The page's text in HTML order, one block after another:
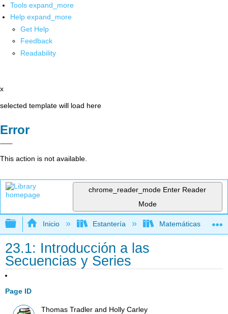
Tools expand_more
Help expand_more
Get Help
Feedback
Readability
x
selected template will load here
Error
This action is not available.
chrome_reader_mode Enter Reader
Mode
Expandir/contraer jerarquía global
Inicio Estantería Matemáticas
23.1: Introducción a las
Secuencias y Series
Page ID
Thomas Tradler and Holly Carley